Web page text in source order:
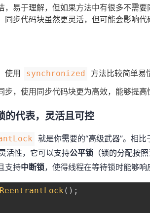
，易于理解，但如果方法中有很多不需要
同步代码块虽然更灵活，但可能会影响
使用 synchronized
方法比较简单易
，使用同步代码块更为高效，能够提高
的代表，灵活且可控
就是你需要的“高级武器”。相比
活性，它可以支持公平锁 （锁的分配按
支持中断锁，使得线程在等待锁时能够响
ReentrantLock ( ) ;